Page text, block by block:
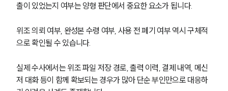
출이 있었는지 여부는 양형 판단에서 중요한 요소가 됩니다.
위조 의뢰 여부, 완성본 수령 여부, 사용 전 폐기 여부 역시 구체적
으로 확인될 수 있습니다.
실제 수사에서는 위조 파일 저장 경로, 출력 이력, 결제 내역, 메신
저 대화 등이 함께 확보되는 경우가 많아 단순 부인만으로 대응하